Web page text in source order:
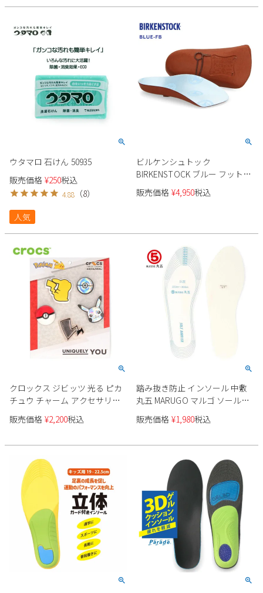
ウタマロ 石けん 50935
販売価格 ¥250税込
4.88 （8）
人気
ビルケンシュトック
BIRKENSTOCK ブルー フットベ
ッド レディース メンズ インソ
ール 中敷き Blue Footbed
販売価格 ¥4,950税込
クロックス ジビッツ 光る ピカ
チュウ チャーム アクセサリー
crocs エレベイト ポケモン
10009998 ELEVATED POKEMON
販売価格 ¥2,200税込
踏み抜き防止 インソール 中敷
丸五 MARUGO マルゴ ソールバ
リア 災害対策 足裏保護 防臭 抗
菌 セーフティーインソール #01
販売価格 ¥1,980税込